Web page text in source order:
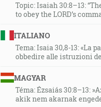
Topic: Isaiah 30:8–13:
to obey the LORD’s
ITALIANO
Tema: Isaia 30,8-13: «La
obbedire alle istruzioni
MAGYAR
Téma: Ézsaiás 30:8–13:
akik nem akarnak